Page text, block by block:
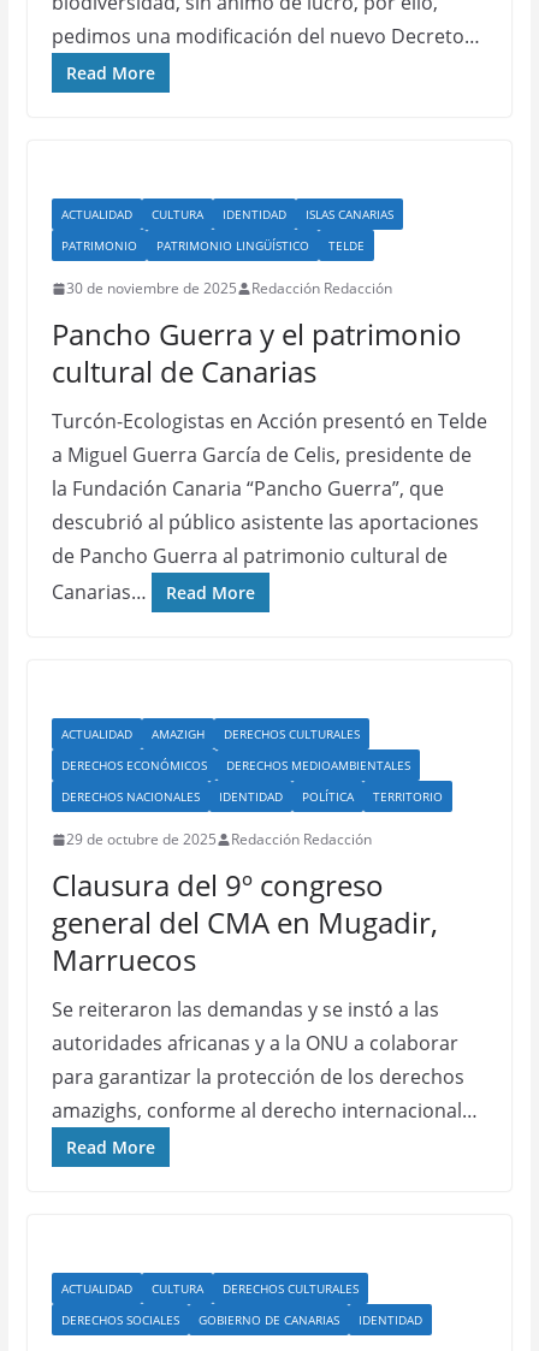
pedimos una modificación del nuevo Decreto…
Read More
ACTUALIDAD CULTURA IDENTIDAD
ISLAS CANARIAS
PATRIMONIO
PATRIMONIO LINGÜÍSTICO TELDE
30 de noviembre de 2025 Redacción Redacción
Pancho Guerra y el patrimonio
cultural de Canarias
Turcón-Ecologistas en Acción presentó en Telde
a Miguel Guerra García de Celis, presidente de
la Fundación Canaria “Pancho Guerra”, que
descubrió al público asistente las aportaciones
de Pancho Guerra al patrimonio cultural de
Canarias…
Read More
ACTUALIDAD AMAZIGH
DERECHOS CULTURALES
DERECHOS ECONÓMICOS
DERECHOS MEDIOAMBIENTALES
DERECHOS NACIONALES
IDENTIDAD POLÍTICA TERRITORIO
29 de octubre de 2025 Redacción Redacción
Clausura del 9º congreso
general del CMA en Mugadir,
Marruecos
Se reiteraron las demandas y se instó a las
autoridades africanas y a la ONU a colaborar
para garantizar la protección de los derechos
amazighs, conforme al derecho internacional…
Read More
ACTUALIDAD CULTURA
DERECHOS CULTURALES
DERECHOS SOCIALES
GOBIERNO DE CANARIAS IDENTIDAD